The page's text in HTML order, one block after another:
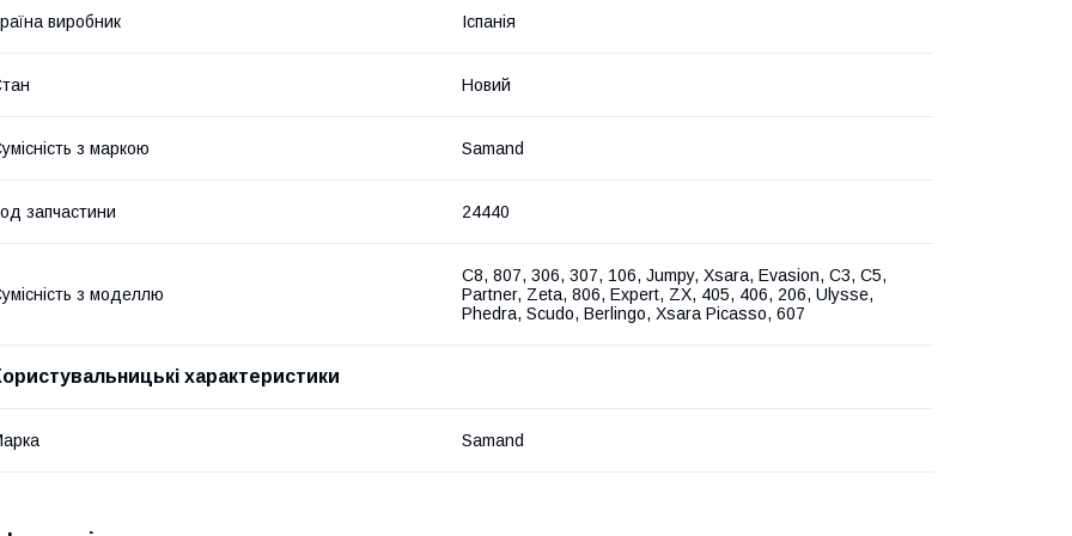
виробник Іспанія
Новий
з маркою Samand
запчастини 24440
з моделлю
C8, 807, 306, 307, 106, Jumpy, Xsara, Evasion, C3, C5,
Partner, Zeta, 806, Expert, ZX, 405, 406, 206, Ulysse,
Phedra, Scudo, Berlingo, Xsara Picasso, 607
характеристики
Samand